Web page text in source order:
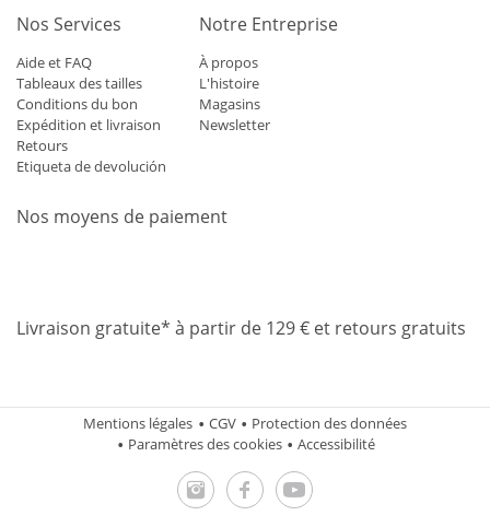
Nos Services
Aide et FAQ
Tableaux des tailles
Conditions du bon
Expédition et livraison
Retours
Etiqueta de devolución
Notre Entreprise
À propos
L'histoire
Magasins
Newsletter
Nos moyens de paiement
Livraison gratuite* à partir de 129 € et retours gratuits
Mentions légales CGV
Protection des données
Paramètres des cookies
Accessibilité